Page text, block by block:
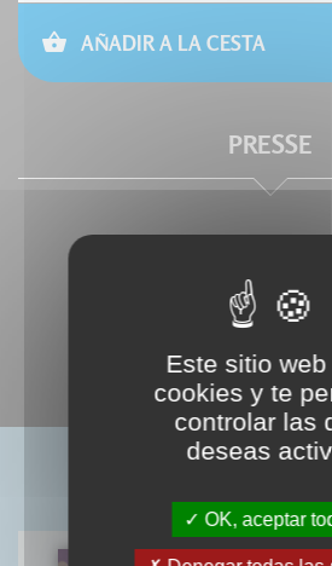
AÑADIR A LA CESTA
PRESSE
Este sitio
cookies y te
controlar las
deseas
OK, aceptar